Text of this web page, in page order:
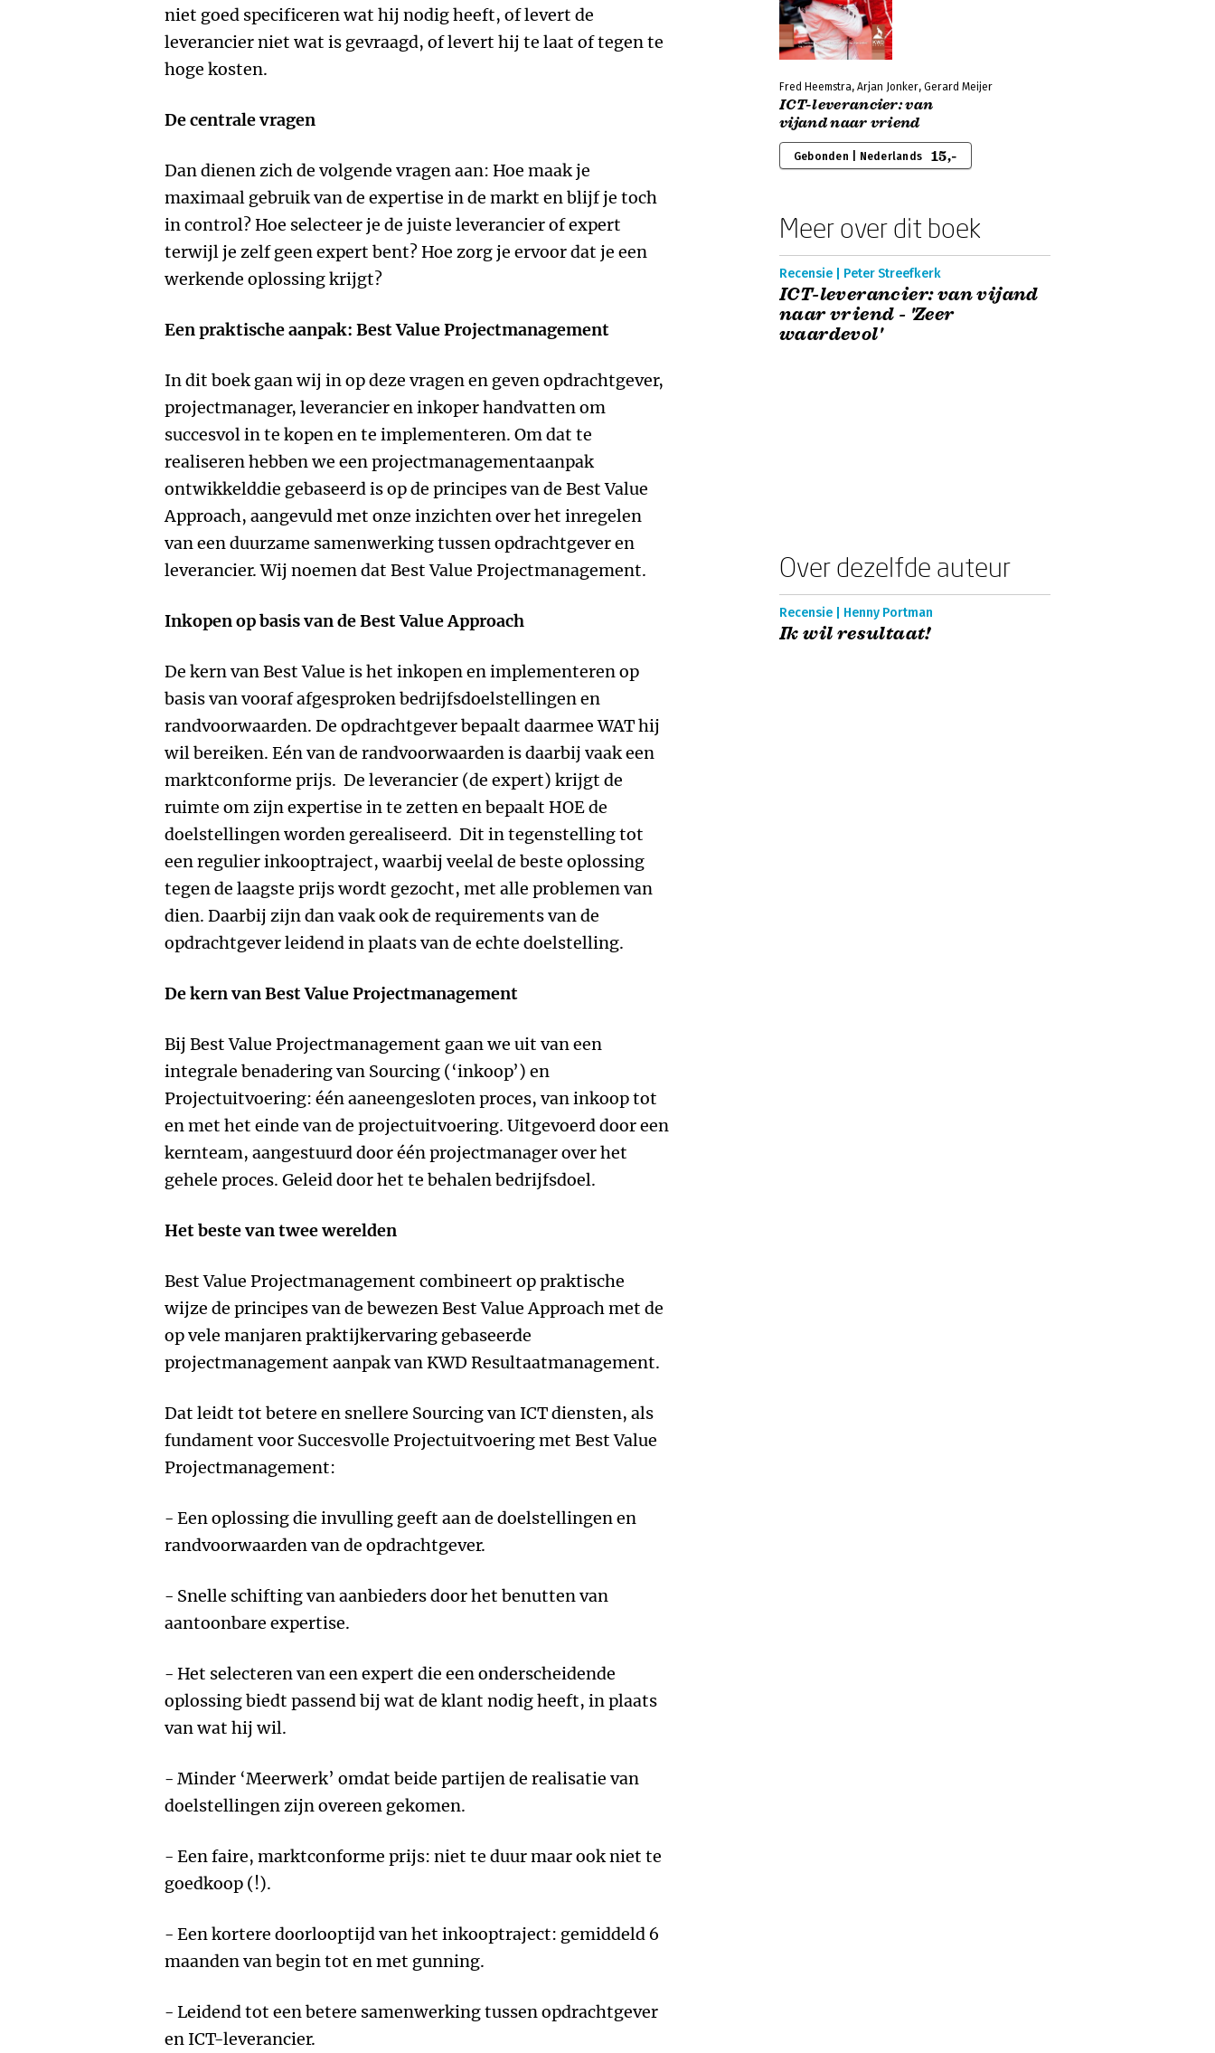
niet goed specificeren wat hij nodig heeft, of levert de
leverancier niet wat is gevraagd, of levert hij te laat of tegen te
hoge kosten.
De centrale vragen
Dan dienen zich de volgende vragen aan: Hoe maak je
maximaal gebruik van de expertise in de markt en blijf je toch
in control? Hoe selecteer je de juiste leverancier of expert
terwijl je zelf geen expert bent? Hoe zorg je ervoor dat je een
werkende oplossing krijgt?
Een praktische aanpak: Best Value Projectmanagement
In dit boek gaan wij in op deze vragen en geven opdrachtgever,
projectmanager, leverancier en inkoper handvatten om
succesvol in te kopen en te implementeren. Om dat te
realiseren hebben we een projectmanagementaanpak
ontwikkelddie gebaseerd is op de principes van de Best Value
Approach, aangevuld met onze inzichten over het inregelen
van een duurzame samenwerking tussen opdrachtgever en
leverancier. Wij noemen dat Best Value Projectmanagement.
Inkopen op basis van de Best Value Approach
De kern van Best Value is het inkopen en implementeren op
basis van vooraf afgesproken bedrijfsdoelstellingen en
randvoorwaarden. De opdrachtgever bepaalt daarmee WAT hij
wil bereiken. Eén van de randvoorwaarden is daarbij vaak een
marktconforme prijs. De leverancier (de expert) krijgt de
ruimte om zijn expertise in te zetten en bepaalt HOE de
doelstellingen worden gerealiseerd. Dit in tegenstelling tot
een regulier inkooptraject, waarbij veelal de beste oplossing
tegen de laagste prijs wordt gezocht, met alle problemen van
dien. Daarbij zijn dan vaak ook de requirements van de
opdrachtgever leidend in plaats van de echte doelstelling.
De kern van Best Value Projectmanagement
Bij Best Value Projectmanagement gaan we uit van een
integrale benadering van Sourcing (‘inkoop’) en
Projectuitvoering: één aaneengesloten proces, van inkoop tot
en met het einde van de projectuitvoering. Uitgevoerd door een
kernteam, aangestuurd door één projectmanager over het
gehele proces. Geleid door het te behalen bedrijfsdoel.
Het beste van twee werelden
Best Value Projectmanagement combineert op praktische
wijze de principes van de bewezen Best Value Approach met de
op vele manjaren praktijkervaring gebaseerde
projectmanagement aanpak van KWD Resultaatmanagement.
Dat leidt tot betere en snellere Sourcing van ICT diensten, als
fundament voor Succesvolle Projectuitvoering met Best Value
Projectmanagement:
- Een oplossing die invulling geeft aan de doelstellingen en
randvoorwaarden van de opdrachtgever.
- Snelle schifting van aanbieders door het benutten van
aantoonbare expertise.
- Het selecteren van een expert die een onderscheidende
oplossing biedt passend bij wat de klant nodig heeft, in plaats
van wat hij wil.
- Minder ‘Meerwerk’ omdat beide partijen de realisatie van
doelstellingen zijn overeen gekomen.
- Een faire, marktconforme prijs: niet te duur maar ook niet te
goedkoop (!).
- Een kortere doorlooptijd van het inkooptraject: gemiddeld 6
maanden van begin tot en met gunning.
- Leidend tot een betere samenwerking tussen opdrachtgever
en ICT-leverancier.
Fred Heemstra, Arjan Jonker, Gerard Meijer
ICT-leverancier: van
vijand naar vriend
Gebonden | Nederlands 15,-
Meer over dit boek
Recensie | Peter Streefkerk
ICT-leverancier: van vijand
naar vriend - 'Zeer
waardevol'
Over dezelfde auteur
Recensie | Henny Portman
Ik wil resultaat!